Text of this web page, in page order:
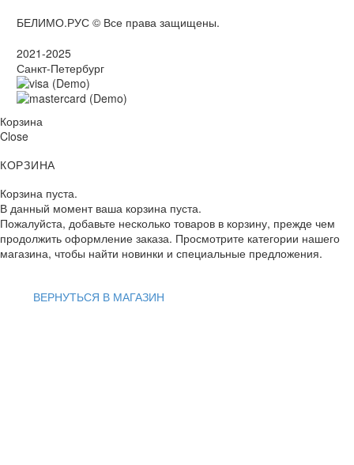
БЕЛИМО.РУС © Все права защищены.
2021-2025
Санкт-Петербург
Корзина
Close
КОРЗИНА
Корзина пуста.
В данный момент ваша корзина пуста.
Пожалуйста, добавьте несколько товаров в корзину, прежде чем
продолжить оформление заказа. Просмотрите категории нашего
магазина, чтобы найти новинки и специальные предложения.
ВЕРНУТЬСЯ В МАГАЗИН